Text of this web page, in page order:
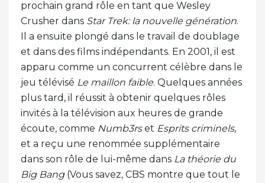
prochain grand rôle en tant que Wesley
Crusher dans Star Trek: la nouvelle génération.
Il a ensuite plongé dans le travail de doublage
et dans des films indépendants. En 2001, il est
apparu comme un concurrent célèbre dans le
jeu télévisé Le maillon faible. Quelques années
plus tard, il réussit à obtenir quelques rôles
invités à la télévision aux heures de grande
écoute, comme Numb3rset Esprits criminels,
et a reçu une renommée supplémentaire
dans son rôle de lui-même dans La théorie du
Big Bang(Vous savez, CBS montre que tout le